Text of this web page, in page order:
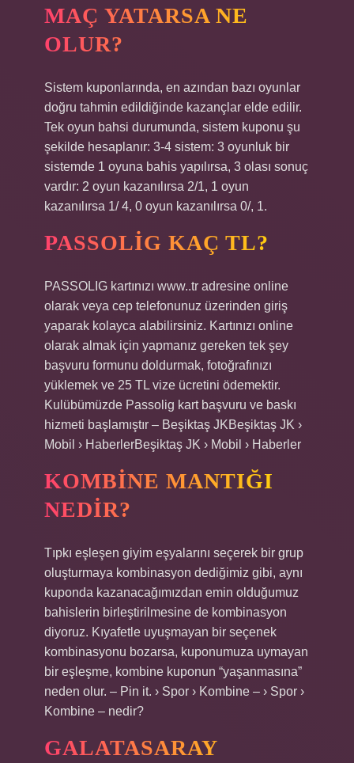
MAÇ YATARSA NE
OLUR?
Sistem kuponlarında, en azından bazı oyunlar
doğru tahmin edildiğinde kazançlar elde edilir.
Tek oyun bahsi durumunda, sistem kuponu şu
şekilde hesaplanır: 3-4 sistem: 3 oyunluk bir
sistemde 1 oyuna bahis yapılırsa, 3 olası sonuç
vardır: 2 oyun kazanılırsa 2/1, 1 oyun
kazanılırsa 1/ 4, 0 oyun kazanılırsa 0/, 1.
PASSOLIG KAÇ TL?
PASSOLIG kartınızı www..tr adresine online
olarak veya cep telefonunuz üzerinden giriş
yaparak kolayca alabilirsiniz. Kartınızı online
olarak almak için yapmanız gereken tek şey
başvuru formunu doldurmak, fotoğrafınızı
yüklemek ve 25 TL vize ücretini ödemektir.
Kulübümüzde Passolig kart başvuru ve baskı
hizmeti başlamıştır – Beşiktaş JKBeşiktaş JK ›
Mobil › HaberlerBeşiktaş JK › Mobil › Haberler
KOMBINE MANTIĞI
NEDIR?
Tıpkı eşleşen giyim eşyalarını seçerek bir grup
oluşturmaya kombinasyon dediğimiz gibi, aynı
kuponda kazanacağımızdan emin olduğumuz
bahislerin birleştirilmesine de kombinasyon
diyoruz. Kıyafetle uyuşmayan bir seçenek
kombinasyonu bozarsa, kuponumuza uymayan
bir eşleşme, kombine kuponun “yaşanmasına”
neden olur. – Pin it. › Spor › Kombine – › Spor ›
Kombine – nedir?
GALATASARAY